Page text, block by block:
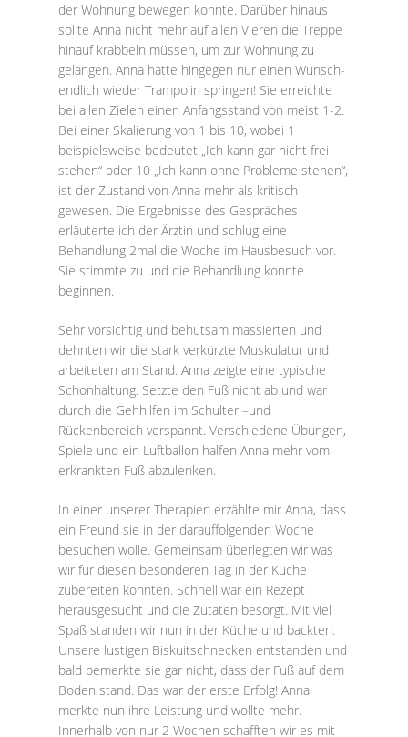
der Wohnung bewegen konnte. Darüber hinaus
sollte Anna nicht mehr auf allen Vieren die Treppe
hinauf krabbeln müssen, um zur Wohnung zu
gelangen. Anna hatte hingegen nur einen Wunsch-
endlich wieder Trampolin springen! Sie erreichte
bei allen Zielen einen Anfangsstand von meist 1-2.
Bei einer Skalierung von 1 bis 10, wobei 1
beispielsweise bedeutet „Ich kann gar nicht frei
stehen“ oder 10 „Ich kann ohne Probleme stehen“,
ist der Zustand von Anna mehr als kritisch
gewesen. Die Ergebnisse des Gespräches
erläuterte ich der Ärztin und schlug eine
Behandlung 2mal die Woche im Hausbesuch vor.
Sie stimmte zu und die Behandlung konnte
beginnen.
Sehr vorsichtig und behutsam massierten und
dehnten wir die stark verkürzte Muskulatur und
arbeiteten am Stand. Anna zeigte eine typische
Schonhaltung. Setzte den Fuß nicht ab und war
durch die Gehhilfen im Schulter –und
Rückenbereich verspannt. Verschiedene Übungen,
Spiele und ein Luftballon halfen Anna mehr vom
erkrankten Fuß abzulenken.
In einer unserer Therapien erzählte mir Anna, dass
ein Freund sie in der darauffolgenden Woche
besuchen wolle. Gemeinsam überlegten wir was
wir für diesen besonderen Tag in der Küche
zubereiten könnten. Schnell war ein Rezept
herausgesucht und die Zutaten besorgt. Mit viel
Spaß standen wir nun in der Küche und backten.
Unsere lustigen Biskuitschnecken entstanden und
bald bemerkte sie gar nicht, dass der Fuß auf dem
Boden stand. Das war der erste Erfolg! Anna
merkte nun ihre Leistung und wollte mehr.
Innerhalb von nur 2 Wochen schafften wir es mit